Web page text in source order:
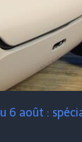
6 août :